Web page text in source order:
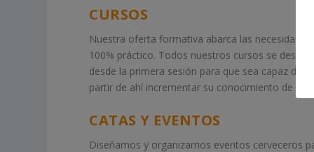
CURSOS
Nuestra oferta formativa abarca las
100% práctico. Todos nuestros cursos se
desde la primera sesión para que sea capaz de
partir de ahí incrementar su conocimiento de
CATAS Y EVENTOS
Diseñamos y organizamos eventos cerveceros